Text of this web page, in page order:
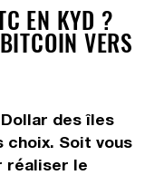
EN KYD ?
VERS
des îles
choix. Soit vous
réaliser le